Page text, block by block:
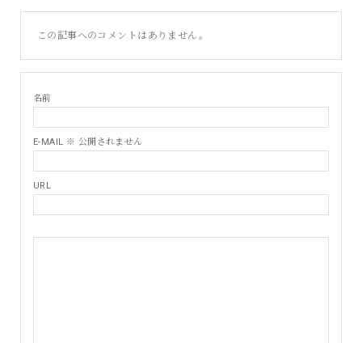
この記事へのコメントはありません。
名前
E-MAIL ※ 公開されません
URL